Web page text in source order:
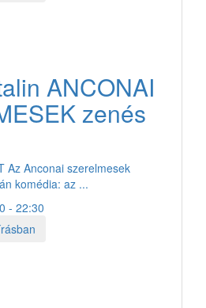
ANCONAI
zenés
Az Anconai szerelmesek
komédia: az ...
- 22:30